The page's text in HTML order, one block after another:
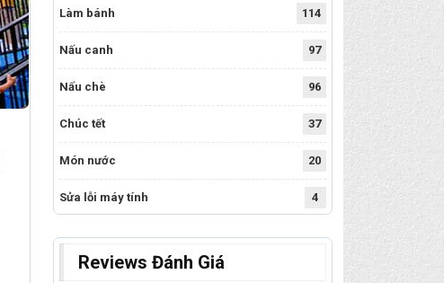
Làm bánh 114
Nấu canh 97
Nấu chè 96
Chúc tết 37
Món nước 20
Sửa lỗi máy tính 4
Reviews Đánh Giá